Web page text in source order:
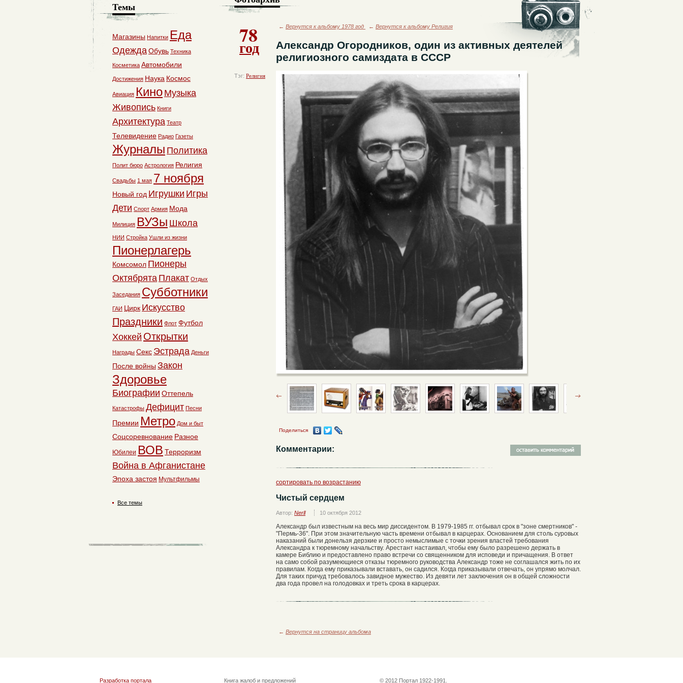
78
год
Тэг: Религия
← Вернутся к альбому 1978 год ← Вернутся к альбому Религия
Александр Огородников, один из активных деятелей
религиозного самиздата в СССР
Поделиться
Комментарии:
сортировать по возрастанию
Чистый сердцем
Автор: Nerll 10 октября 2012
Александр был известным на весь мир диссидентом. В 1979-1985 гг. отбывал срок в "зоне смертников" -
"Пермь-36". При этом значительную часть времени отбывал в карцерах. Основанием для столь суровых
наказаний были донельзя дерзкие и просто немыслимые с точки зрения властей требования
Александра к тюремному начальству. Арестант настаивал, чтобы ему было разрешено держать в
камере Библию и предоставлено право встречи со священником для исповеди и причащения. В ответ
на само собой разумеющиеся отказы тюремного руководства Александр тоже не соглашался жить по их
правилам. Когда ему приказывали вставать, он садился. Когда приказывали отвечать, он упрямо молчал.
Для таких причуд требовалось завидное мужество. Из девяти лет заключения он в общей сложности
два года провел на голодовках и треть срока в карцерах.
← Вернутся на страницу альбома
Темы
Магазины Напитки Еда
ОдеждаОбувь Техника
Косметика Автомобили
Достижения Наука Космос
Авиация Кино Музыка
Живопись Книги
Архитектура Театр
Телевидение Радио Газеты
Журналы Политика
Полит бюро Астрология Религия
Свадьбы 1 мая 7 ноября
Новый год Игрушки Игры
Дети Спорт Армия Мода
Милиция ВУЗы Школа
НИИ Стройка Ушли из жизни
Пионерлагерь
Комсомол Пионеры
Октябрята Плакат Отдых
Заседания Субботники
ГАИ Цирк Искусство
Праздники Флот Футбол
Хоккей Открытки
Награды Секс Эстрада Деньги
После войны Закон
Здоровье
Биографии Оттепель
Катастрофы Дефицит Песни
Премии Метро Дом и быт
Соцсоревнование Разное
Юбилеи ВОВ Терроризм
Война в Афганистане
Эпоха застоя Мультфильмы
Все темы
Разработка портала Книга жалоб и предложений © 2012 Портал 1922-1991.